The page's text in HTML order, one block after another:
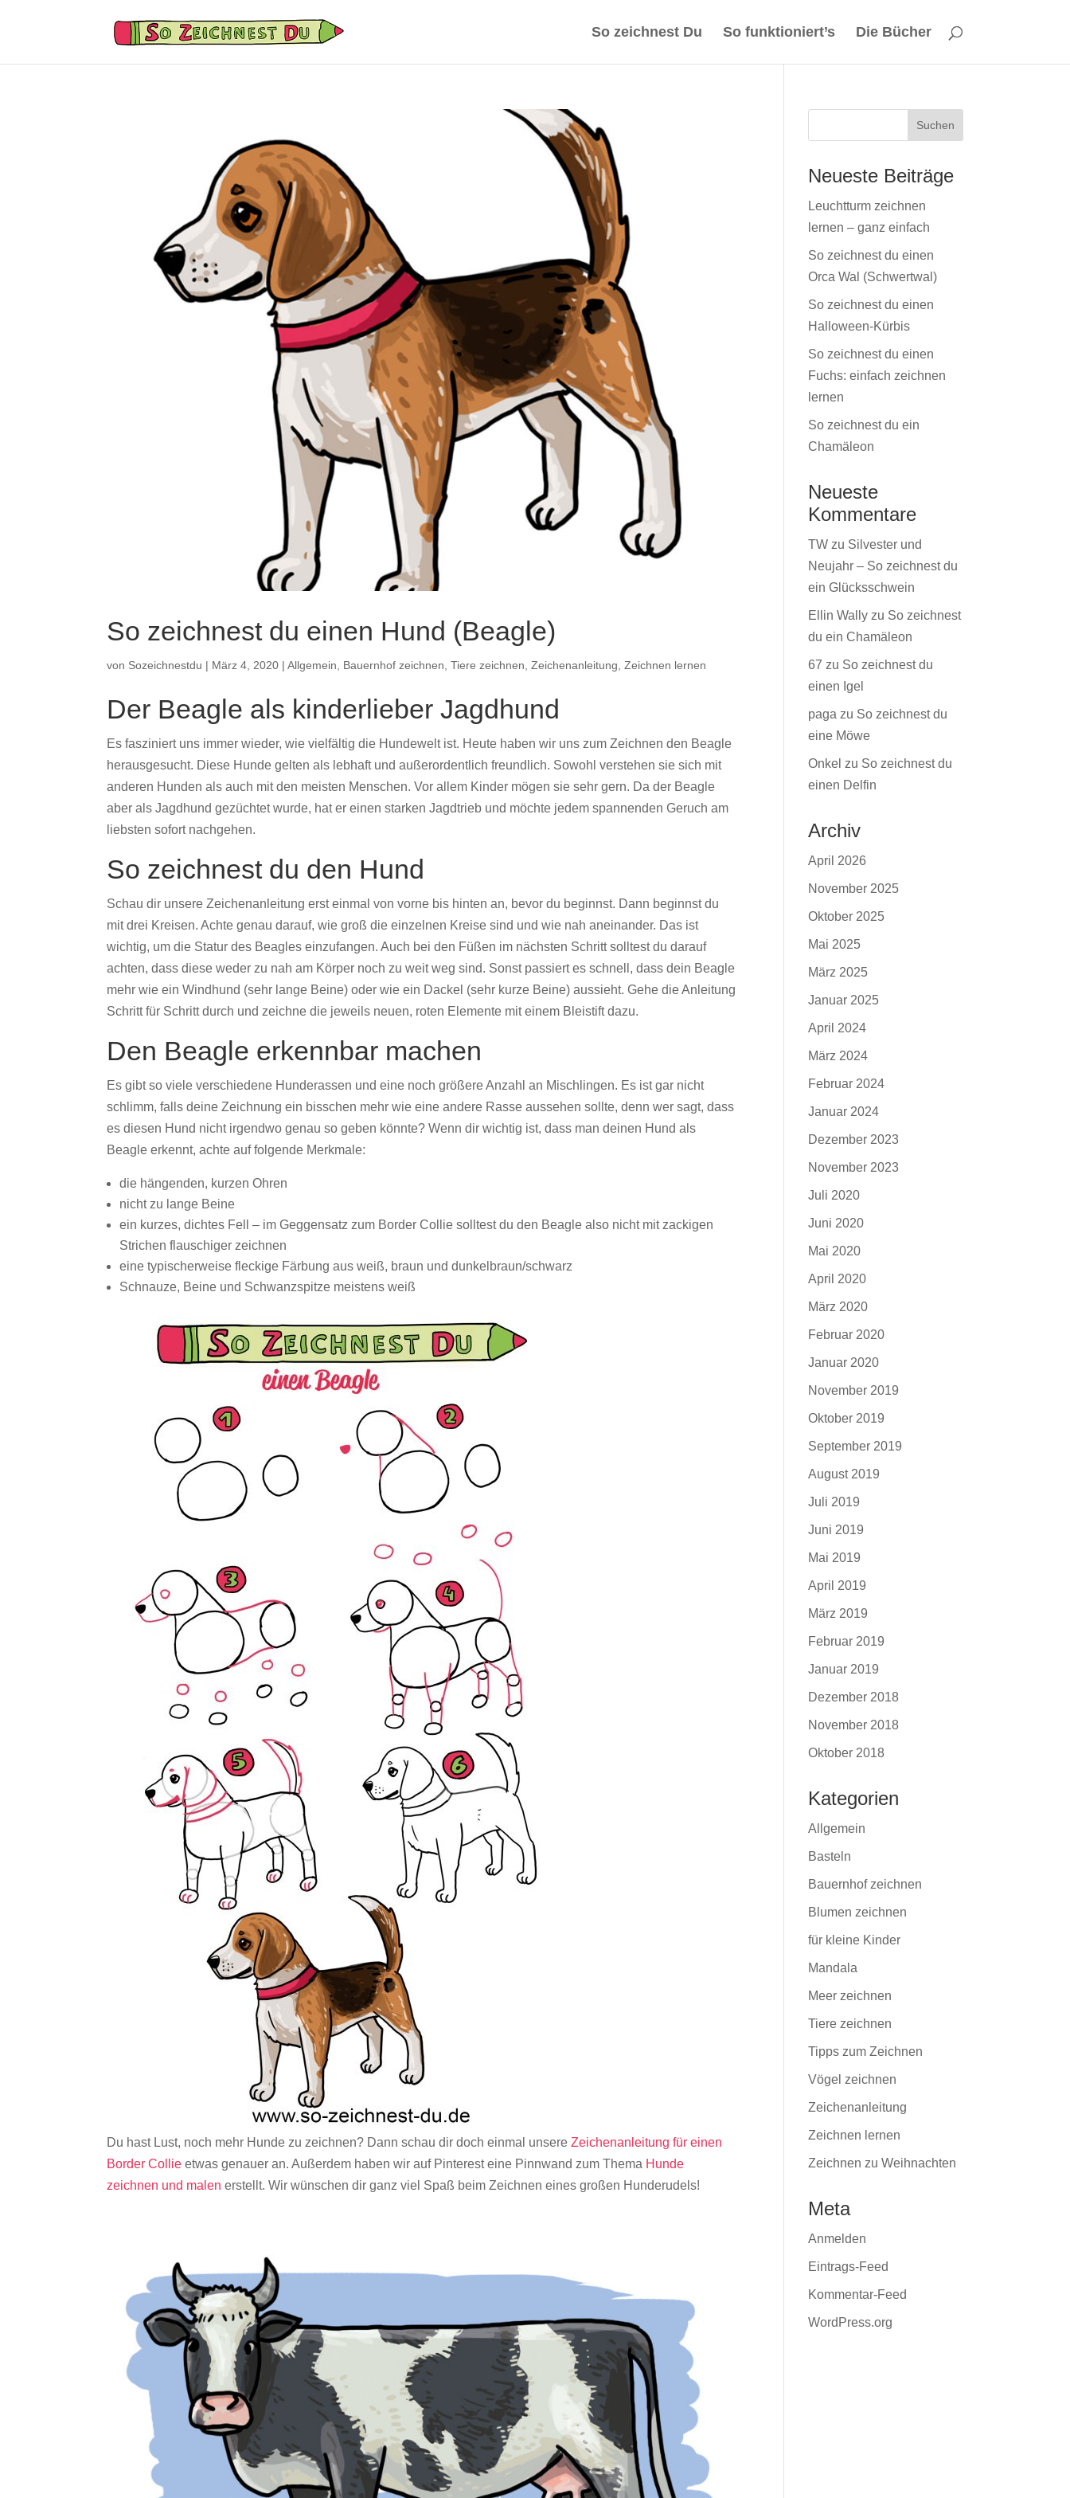
So zeichnest Du So funktioniert’s Die Bücher
So zeichnest du einen Hund (Beagle)
von Sozeichnestdu | März 4, 2020 |Allgemein Bauernhof zeichnen ,Tiere zeichnen ,Zeichenanleitung ,Zeichnen lernen
Der Beagle als kinderlieber Jagdhund
Es fasziniert uns immer wieder, wie vielfältig die Hundewelt ist. Heute haben wir uns zum Zeichnen den Beagle
herausgesucht. Diese Hunde gelten als lebhaft und außerordentlich freundlich. Sowohl verstehen sie sich mit
anderen Hunden als auch mit den meisten Menschen. Vor allem Kinder mögen sie sehr gern. Da der Beagle
aber als Jagdhund gezüchtet wurde, hat er einen starken Jagdtrieb und möchte jedem spannenden Geruch am
liebsten sofort nachgehen.
So zeichnest du den Hund
Schau dir unsere Zeichenanleitung erst einmal von vorne bis hinten an, bevor du beginnst. Dann beginnst du
mit drei Kreisen. Achte genau darauf, wie groß die einzelnen Kreise sind und wie nah aneinander. Das ist
wichtig, um die Statur des Beagles einzufangen. Auch bei den Füßen im nächsten Schritt solltest du darauf
achten, dass diese weder zu nah am Körper noch zu weit weg sind. Sonst passiert es schnell, dass dein Beagle
mehr wie ein Windhund (sehr lange Beine) oder wie ein Dackel (sehr kurze Beine) aussieht. Gehe die Anleitung
Schritt für Schritt durch und zeichne die jeweils neuen, roten Elemente mit einem Bleistift dazu.
Den Beagle erkennbar machen
Es gibt so viele verschiedene Hunderassen und eine noch größere Anzahl an Mischlingen. Es ist gar nicht
schlimm, falls deine Zeichnung ein bisschen mehr wie eine andere Rasse aussehen sollte, denn wer sagt, dass
es diesen Hund nicht irgendwo genau so geben könnte? Wenn dir wichtig ist, dass man deinen Hund als
Beagle erkennt, achte auf folgende Merkmale:
die hängenden, kurzen Ohren
nicht zu lange Beine
ein kurzes, dichtes Fell – im Geggensatz zum Border Collie solltest du den Beagle also nicht mit zackigen
Strichen flauschiger zeichnen
eine typischerweise fleckige Färbung aus weiß, braun und dunkelbraun/schwarz
Schnauze, Beine und Schwanzspitze meistens weiß
Du hast Lust, noch mehr Hunde zu zeichnen? Dann schau dir doch einmal unsereZeichenanleitung für einen
Border Collie etwas genauer an. Außerdem haben wir auf Pinterest eine Pinnwand zum Thema Hunde
zeichnen und malenerstellt. Wir wünschen dir ganz viel Spaß beim Zeichnen eines großen Hunderudels!
Neueste Beiträge
Leuchtturm zeichnen
lernen – ganz einfach
So zeichnest du einen
Orca Wal (Schwertwal)
So zeichnest du einen
Halloween-Kürbis
So zeichnest du einen
Fuchs: einfach zeichnen
lernen
So zeichnest du ein
Chamäleon
Neueste
Kommentare
TW zu Silvester und
Neujahr – So zeichnest du
ein Glücksschwein
Ellin Wally zu So zeichnest
du ein Chamäleon
67 zu So zeichnest du
einen Igel
paga zu So zeichnest du
eine Möwe
Onkel zu So zeichnest du
einen Delfin
Archiv
April 2026
November 2025
Oktober 2025
Mai 2025
März 2025
Januar 2025
April 2024
März 2024
Februar 2024
Januar 2024
Dezember 2023
November 2023
Juli 2020
Juni 2020
Mai 2020
April 2020
März 2020
Februar 2020
Januar 2020
November 2019
Oktober 2019
September 2019
August 2019
Juli 2019
Juni 2019
Mai 2019
April 2019
März 2019
Februar 2019
Januar 2019
Dezember 2018
November 2018
Oktober 2018
Kategorien
Allgemein
Basteln
Bauernhof zeichnen
Blumen zeichnen
für kleine Kinder
Mandala
Meer zeichnen
Tiere zeichnen
Tipps zum Zeichnen
Vögel zeichnen
Zeichenanleitung
Zeichnen lernen
Zeichnen zu Weihnachten
Meta
Anmelden
Eintrags-Feed
Kommentar-Feed
WordPress.org